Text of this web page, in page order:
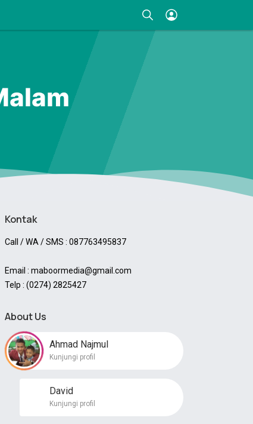
Kontak
Call / WA / SMS : 087763495837
Email : maboormedia@gmail.com
Telp : (0274) 2825427
About Us
Ahmad Najmul
Kunjungi profil
David
Kunjungi profil